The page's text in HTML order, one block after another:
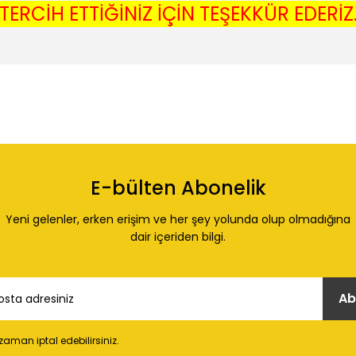
TERCİH ETTİĞİNİZ İÇİN TEŞEKKÜR EDERİZ.
E-bülten Abonelik
Yeni gelenler, erken erişim ve her şey yolunda olup olmadığına
dair içeriden bilgi.
iptal edebilirsiniz.